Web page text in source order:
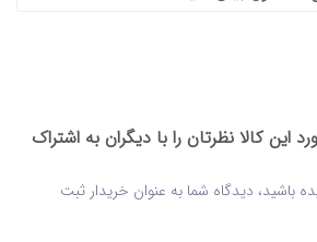
این کالا نظرتان را با دیگران به اشتراک
باشید، دیدگاه شما به عنوان خریدار ثبت